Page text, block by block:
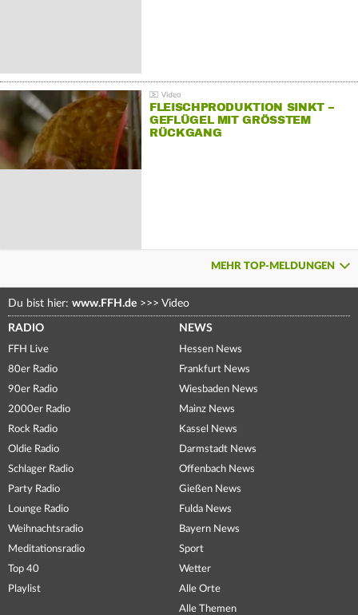
FLEISCHPRODUKTION SINKT –
GEFLÜGEL MIT GRÖSSTEM R
ÜCKGANG
MEHR TOP-MELDUNGEN
Du bist hier: www.FFH.de >>> Video
RADIO
FFH Live
80er Radio
90er Radio
2000er Radio
Rock Radio
Oldie Radio
Schlager Radio
Party Radio
Lounge Radio
Weihnachtsradio
Meditationsradio
Top 40
Playlist
NEWS
Hessen News
Frankfurt News
Wiesbaden News
Mainz News
Kassel News
Darmstadt News
Offenbach News
Gießen News
Fulda News
Bayern News
Sport
Wetter
Alle Orte
Alle Themen